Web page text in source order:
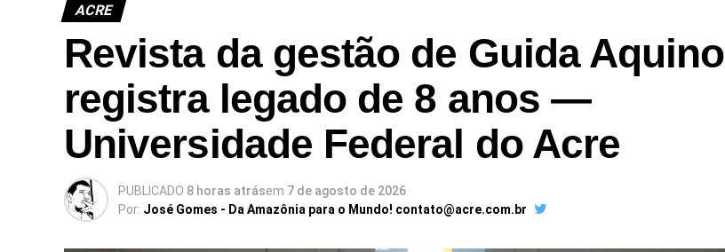
ACRE
Revista da gestão de Guida Aquino
registra legado de 8 anos —
Universidade Federal do Acre
PUBLICADO 8 horas atrásem 7 de agosto de 2026
Por: José Gomes - Da Amazônia para o Mundo! contato@acre.com.br